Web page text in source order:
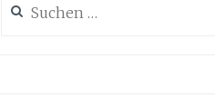
nach: